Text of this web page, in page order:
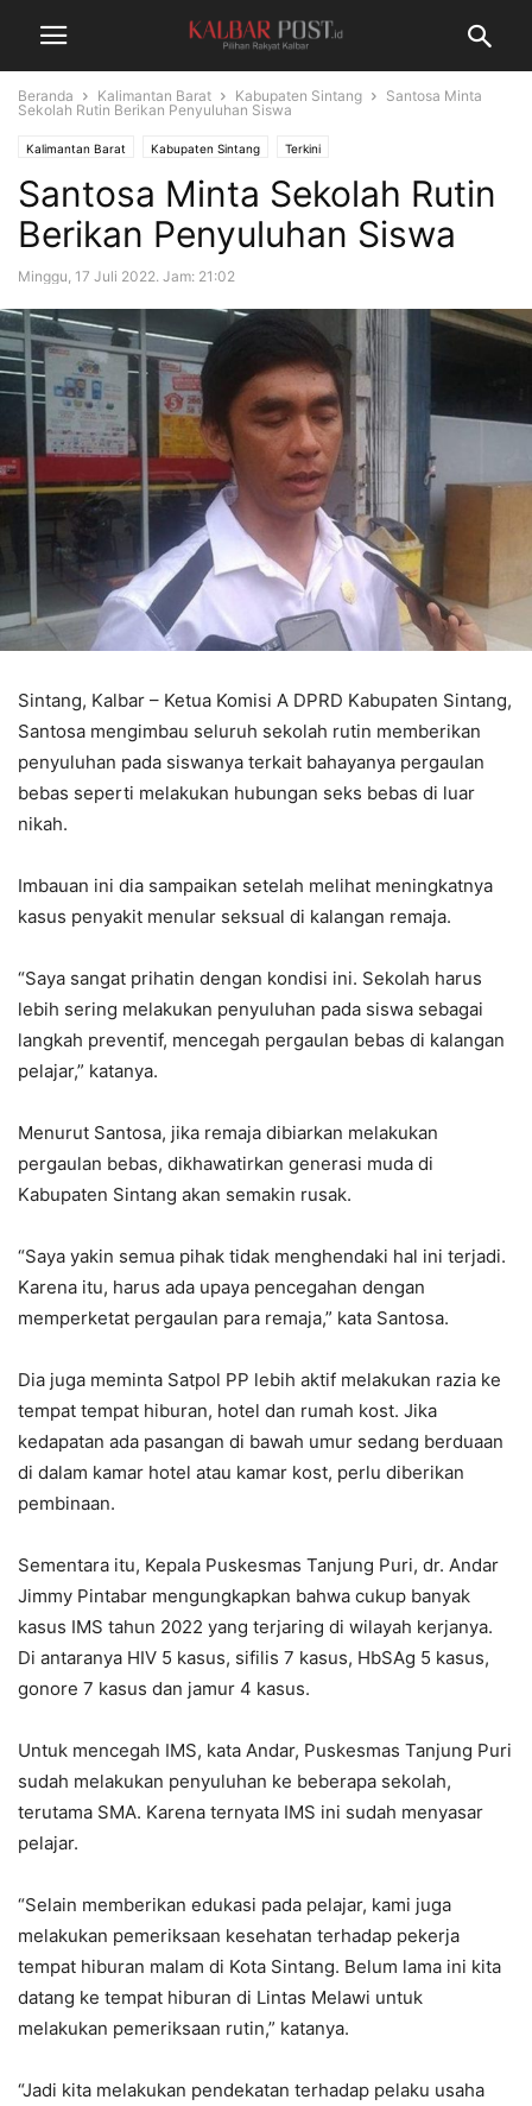
Beranda Kalimantan Barat Kabupaten Sintang
Santosa Minta
Sekolah Rutin Berikan Penyuluhan Siswa
Kalimantan Barat Kabupaten Sintang Terkini
Santosa Minta Sekolah Rutin
Berikan Penyuluhan Siswa
Minggu, 17 Juli 2022. Jam: 21:02
Sintang, Kalbar – Ketua Komisi A DPRD Kabupaten Sintang,
Santosa mengimbau seluruh sekolah rutin memberikan
penyuluhan pada siswanya terkait bahayanya pergaulan
bebas seperti melakukan hubungan seks bebas di luar
nikah.
Imbauan ini dia sampaikan setelah melihat meningkatnya
kasus penyakit menular seksual di kalangan remaja.
“Saya sangat prihatin dengan kondisi ini. Sekolah harus
lebih sering melakukan penyuluhan pada siswa sebagai
langkah preventif, mencegah pergaulan bebas di kalangan
pelajar,” katanya.
Menurut Santosa, jika remaja dibiarkan melakukan
pergaulan bebas, dikhawatirkan generasi muda di
Kabupaten Sintang akan semakin rusak.
“Saya yakin semua pihak tidak menghendaki hal ini terjadi.
Karena itu, harus ada upaya pencegahan dengan
memperketat pergaulan para remaja,” kata Santosa.
Dia juga meminta Satpol PP lebih aktif melakukan razia ke
tempat tempat hiburan, hotel dan rumah kost. Jika
kedapatan ada pasangan di bawah umur sedang berduaan
di dalam kamar hotel atau kamar kost, perlu diberikan
pembinaan.
Sementara itu, Kepala Puskesmas Tanjung Puri, dr. Andar
Jimmy Pintabar mengungkapkan bahwa cukup banyak
kasus IMS tahun 2022 yang terjaring di wilayah kerjanya.
Di antaranya HIV 5 kasus, sifilis 7 kasus, HbSAg 5 kasus,
gonore 7 kasus dan jamur 4 kasus.
Untuk mencegah IMS, kata Andar, Puskesmas Tanjung Puri
sudah melakukan penyuluhan ke beberapa sekolah,
terutama SMA. Karena ternyata IMS ini sudah menyasar
pelajar.
“Selain memberikan edukasi pada pelajar, kami juga
melakukan pemeriksaan kesehatan terhadap pekerja
tempat hiburan malam di Kota Sintang. Belum lama ini kita
datang ke tempat hiburan di Lintas Melawi untuk
melakukan pemeriksaan rutin,” katanya.
“Jadi kita melakukan pendekatan terhadap pelaku usaha